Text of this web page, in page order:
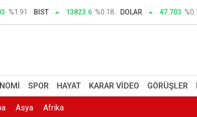
%1.91 BIST 13823.6 %0.18 DOLAR 47.703
SPOR HAYAT KARAR VIDEO GÖRÜŞLER
Asya Afrika
başlıyor, ayın kaçında? 2026-2027 YKS e-Kayıt
16 kişi adliyede
reklam yasağı
Bir defa diken 20 yıl aralıksız hasat yapıyor